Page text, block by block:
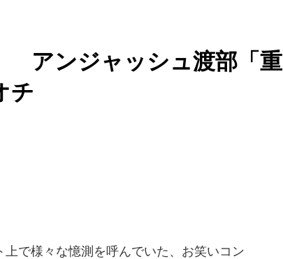
アンジャッシュ渡部「重
チ
で様々な憶測を呼んでいた、お笑いコン